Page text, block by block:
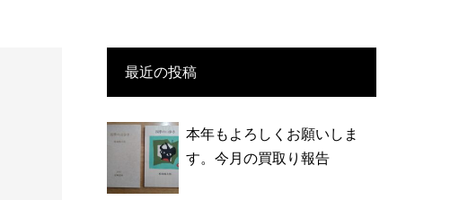
最近の投稿
本年もよろしくお願いしま
す。今月の買取り報告